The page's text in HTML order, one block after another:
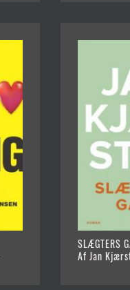
SLÆGTERS
Af Jan